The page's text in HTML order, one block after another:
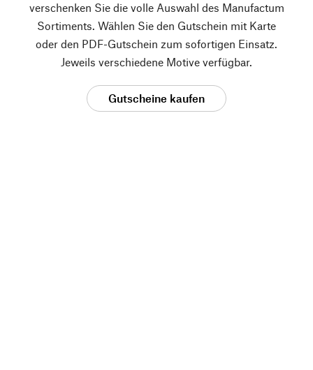
verschenken Sie die volle Auswahl des Manufactum
Sortiments. Wählen Sie den Gutschein mit Karte
oder den PDF-Gutschein zum sofortigen Einsatz.
Jeweils verschiedene Motive verfügbar.
Gutscheine kaufen